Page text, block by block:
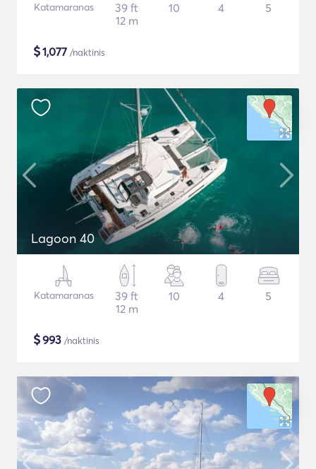
Katamaranas
39 ft
12 m
10 4 5
$1,077 /naktinis
Lagoon 40
Katamaranas
39 ft
12 m
10 4 5
$993 /naktinis